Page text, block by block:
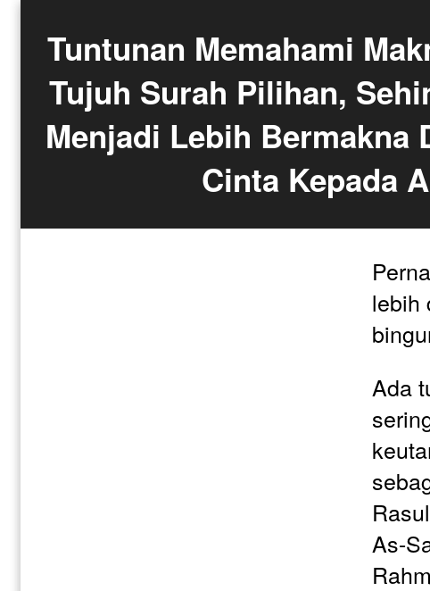
Tuntunan Memahami
Tujuh Surah Pilihan,
Menjadi Lebih Bermakna
Cinta Kepada
lebih
Ada
As-